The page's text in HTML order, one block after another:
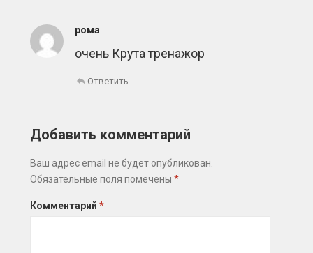
рома
очень Крута тренажор
Ответить
Добавить комментарий
Ваш адрес email не будет опубликован.
Обязательные поля помечены*
Комментарий*